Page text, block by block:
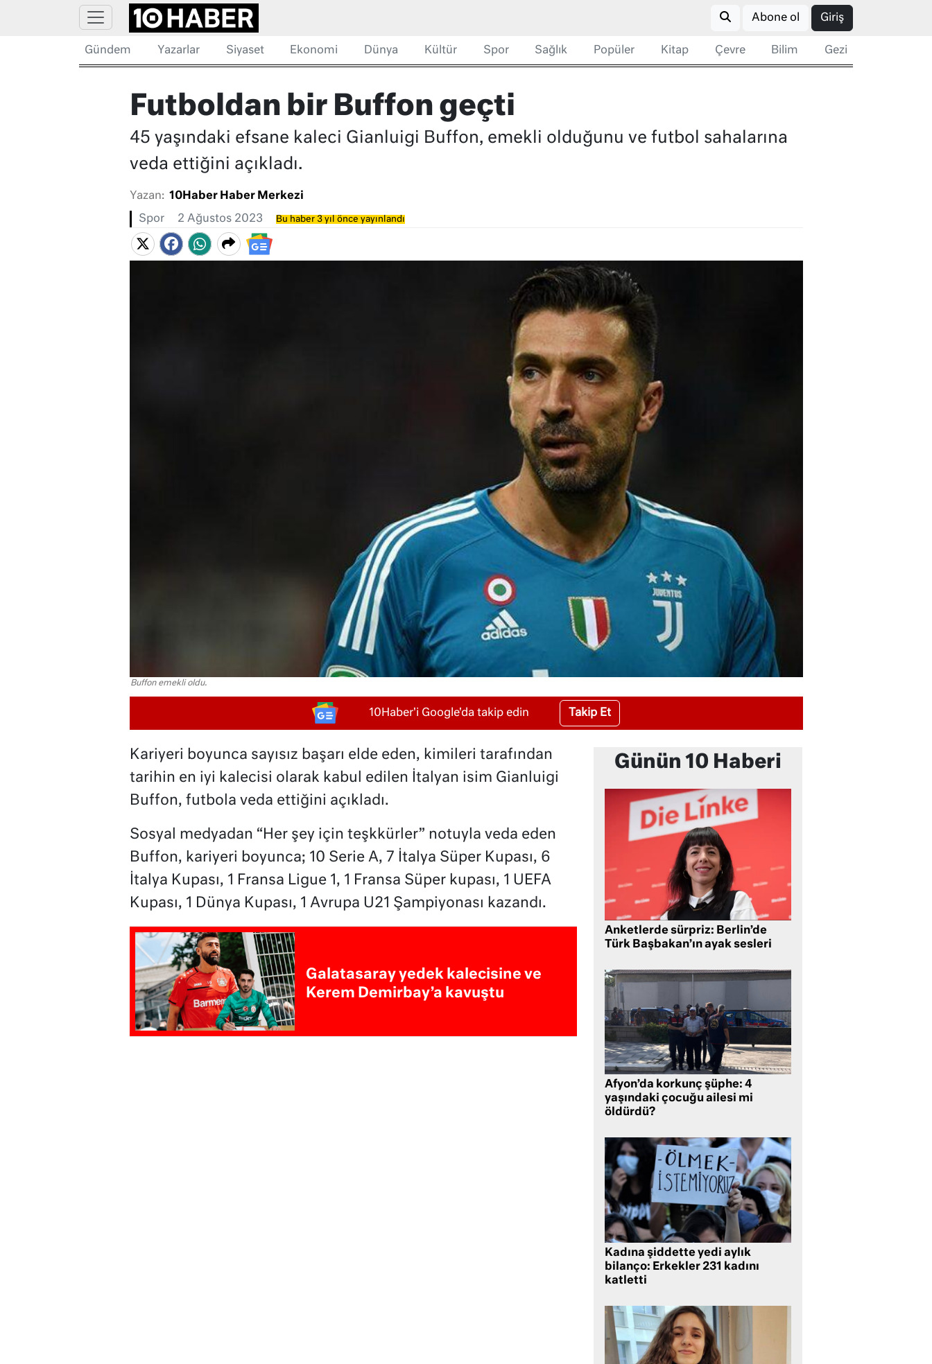
Abone ol Giriş
Gündem Yazarlar Siyaset Ekonomi Dünya Kültür Spor Sağlık Popüler Kitap Çevre Bilim Gezi
Futboldan bir Buffon geçti
45 yaşındaki efsane kaleci Gianluigi Buffon, emekli olduğunu ve futbol sahalarına
veda ettiğini açıkladı.
Yazan: 10Haber Haber Merkezi
Spor 2 Ağustos 2023 Bu haber 3 yıl önce yayınlandı
Buffon emekli oldu.
10Haber'i Google'da takip edin Takip Et
Kariyeri boyunca sayısız başarı elde eden, kimileri tarafından
tarihin en iyi kalecisi olarak kabul edilen İtalyan isim Gianluigi
Buffon, futbola veda ettiğini açıkladı.
Sosyal medyadan “Her şey için teşkkürler” notuyla veda eden
Buffon, kariyeri boyunca; 10 Serie A, 7 İtalya Süper Kupası, 6
İtalya Kupası, 1 Fransa Ligue 1, 1 Fransa Süper kupası, 1 UEFA
Kupası, 1 Dünya Kupası, 1 Avrupa U21 Şampiyonası kazandı.
Galatasaray yedek kalecisine ve
Kerem Demirbay’a kavuştu
Günün 10 Haberi
Anketlerde sürpriz: Berlin’de
Türk Başbakan’ın ayak sesleri
Afyon’da korkunç şüphe: 4
yaşındaki çocuğu ailesi mi
öldürdü?
Kadına şiddette yedi aylık
bilanço: Erkekler 231 kadını
katletti